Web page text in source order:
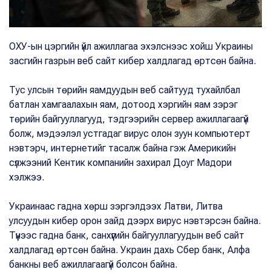
ОХУ-ын цэргийн үйл ажиллагаа эхэлснээс хойш Украины
засгийн газрын веб сайт кибер халдлагад өртсөн байна.
Тус улсын төрийн яамдуудын веб сайтууд тухайлбал
батлан хамгаалахын яам, дотоод хэргийн яам зэрэг
төрийн байгууллагууд, тэдгээрийн сервер ажиллагаагүй
болж, мэдээлэл устгадаг вирус олон зуун компьютерт
нэвтэрч, интернетийг тасалж байна гэж Америкийн
сүлжээний Кентик компанийн захирал Доуг Мадори
хэлжээ.
Украинаас гадна хөрш зэргэлдээх Латви, Литва
улсуудын кибер орон зайд дээрх вирус нэвтэрсэн байна.
Түүнээс гадна банк, санхүүгийн байгууллагуудын веб сайт
халдлагад өртсөн байна. Украин дахь Сбер банк, Алфа
банкны веб ажиллагаагүй болсон байна.